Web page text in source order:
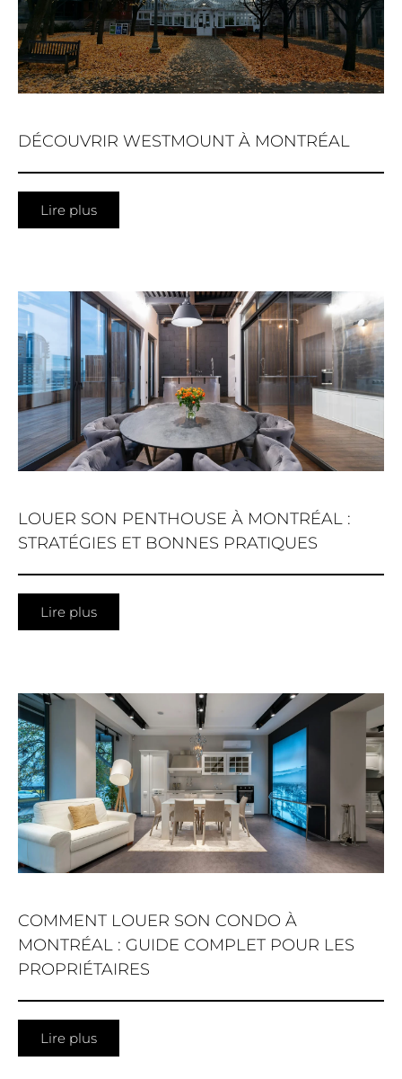
DÉCOUVRIR WESTMOUNT À MONTRÉAL
Lire plus
LOUER SON PENTHOUSE À MONTRÉAL :
STRATÉGIES ET BONNES PRATIQUES
Lire plus
COMMENT LOUER SON CONDO À
MONTRÉAL : GUIDE COMPLET POUR LES
PROPRIÉTAIRES
Lire plus